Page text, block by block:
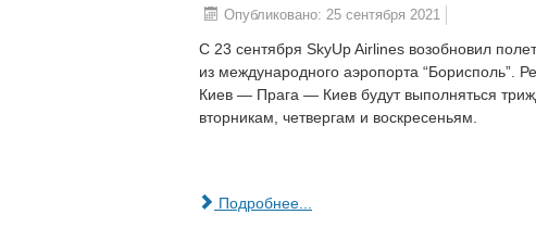
Опубликовано: 25 сентября 2021
С 23 сентября SkyUp Airlines возобновил
из международного аэропорта “Борисполь”.
Киев — Прага — Киев будут выполняться
вторникам, четвергам и воскресеньям.
Подробнее...